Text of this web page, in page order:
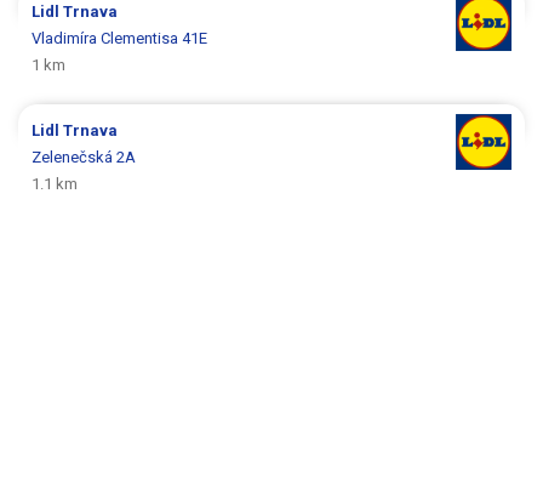
LidlTrnava
Vladimíra Clementisa 41E
1 km
LidlTrnava
Zelenečská 2A
1.1 km